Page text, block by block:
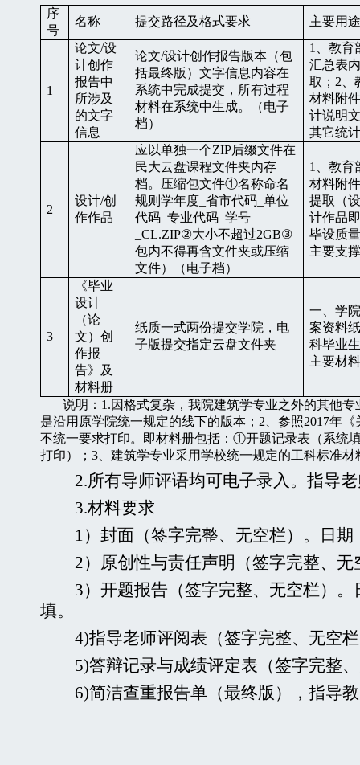
序
号
名称 提交路径及格式要求 主要用途
1
论文/设
计创作
报告中
所涉及
的文字
信息
论文/设计创作报告版本（包
括最终版）文字信息内容在
系统中完成提交，所有过程
材料在系统中生成。（电子
档）
1
、教
汇总表
取； 2
材料附件
计说明
其它统
2
设计/创
作作品
应以单独一个ZIP后缀文件在
民大云盘课程文件夹内存
档。压缩包文件①名称命名
规则学年度 省市代码 单位
代码 专业代码 学号
_CL.ZIP②大小不超过2GB③
包内不得再含文件夹或压缩
文件）（电子档）
1
、教
材料附件
提取（
计作品
毕设质
主要支
3
《毕业
设计
（论
文）创
作报
告》及
材料册
纸质一式两份提交学院，电
子版提交指定云盘文件夹
一、学
案资料
科毕业
主要材
说明： 1.因格式复杂，我院建筑学专业之外的其他
是沿用原学院统一规定的线下的版本； 2 、参照2017年《
不统一要求打印。即材料册包括：①开题记录表（系
打印）； 3 、建筑学专业采用学校统一规定的工科标准
2.所有导师评语均可电子录入。指导
3.材料要求
1）封面（签字完整、无空栏）。日期
2）原创性与责任声明（签字完整、
3）开题报告（签字完整、无空栏）
填。
4)指导老师评阅表（签字完整、无空
5)答辩记录与成绩评定表（签字完整
6)简洁查重报告单（最终版），指导